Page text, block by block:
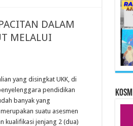
DALAM
MELALUI
yang disingkat UKK, di
pendidikan
banyak yang
suatu asesmen
kualifikasi jenjang 2 (dua)